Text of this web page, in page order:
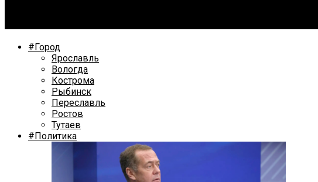
#Город
Ярославль
Вологда
Кострома
Рыбинск
Переславль
Ростов
Тутаев
#Политика